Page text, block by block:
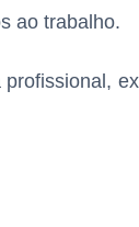
ao trabalho.